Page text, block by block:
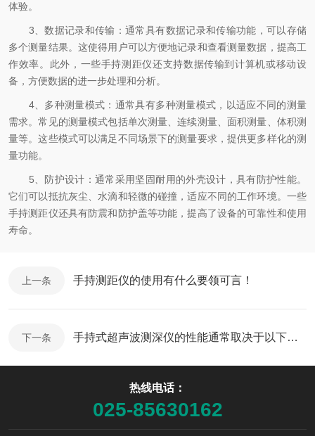
体验。
3、数据记录和传输：通常具有数据记录和传输功能，可以存储
多个测量结果。这使得用户可以方便地记录和查看测量数据，提高工
作效率。此外，一些手持测距仪还支持数据传输到计算机或移动设
备，方便数据的进一步处理和分析。
4、多种测量模式：通常具有多种测量模式，以适应不同的测量
需求。常见的测量模式包括单次测量、连续测量、面积测量、体积测
量等。这些模式可以满足不同场景下的测量要求，提供更多样化的测
量功能。
5、防护设计：通常采用坚固耐用的外壳设计，具有防护性能。
它们可以抵抗灰尘、水滴和轻微的碰撞，适应不同的工作环境。一些
手持测距仪还具有防震和防护盖等功能，提高了设备的可靠性和使用
寿命。
上一条 手持测距仪的使用有什么要领可言！
下一条 手持式超声波测深仪的性能通常取决于以下几个方面
热线电话：
025-85630162